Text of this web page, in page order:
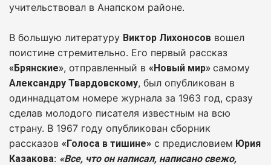
учительствовал в Анапском районе.
В большую литературу Виктор Лихоносов вошел
поистине стремительно. Его первый рассказ
«Брянские», отправленный в «Новый мир» самому
Александру Твардовскому, был опубликован в
одиннадцатом номере журнала за 1963 год, сразу
сделав молодого писателя известным на всю
страну. В 1967 году опубликован сборник
рассказов «Голоса в тишине» с предисловием Юрия
Казакова: «Все, что он написал, написано свежо,